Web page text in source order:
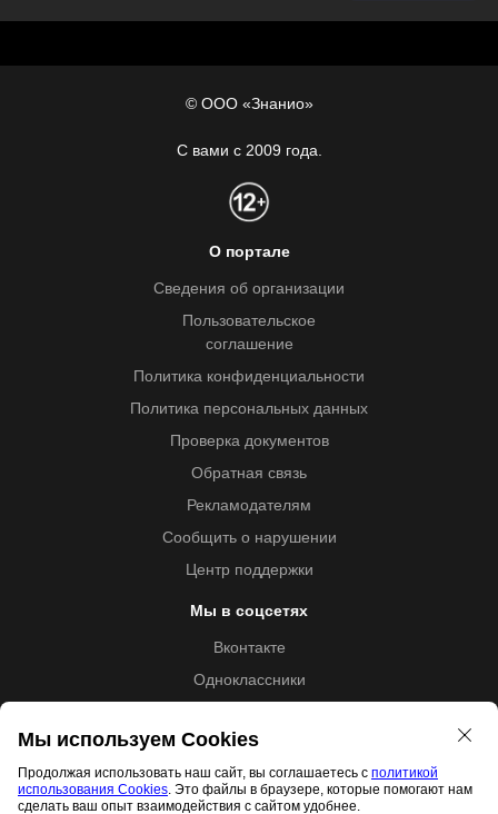
© ООО «Знанио»
С вами с 2009 года.
О портале
Сведения об организации
Пользовательское
соглашение
Политика конфиденциальности
Политика персональных данных
Проверка документов
Обратная связь
Рекламодателям
Сообщить о нарушении
Центр поддержки
Мы в соцсетях
Вконтакте
Одноклассники
Образовательная лицензия №5257 от 09.09.2020 (Л035-
Мы используем Cookies
Продолжая использовать наш сайт, вы соглашаетесь с политикой
использования Cookies. Это файлы в браузере, которые помогают нам
сделать ваш опыт взаимодействия с сайтом удобнее.